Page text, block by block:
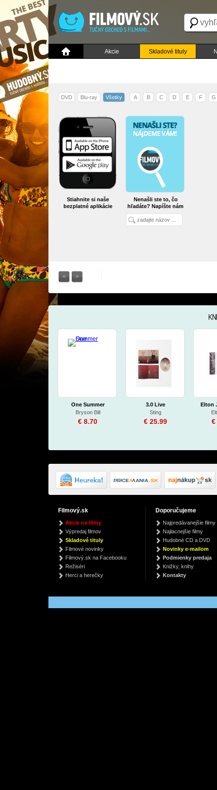
Akcie Skladové tituly
DVD Blu-ray Všetky A B C D E F G
Stiahnite si naše
bezplatné aplikácie
Nenašli ste to, čo
hľadáte? Napíšte nám
< >
One Summer
Bryson Bill
€ 8.70
3.0 Live
Sting
€ 25.99
Elton
€
MA Baker (Vinyl)
Boney M.
€ 22.89
Making Country Music
Cool Agai
Marpo
€ 26.69
Filmový.sk
Akcie na filmy
Výpredaj filmov
Skladové tituly
Filmové novinky
Filmový.sk na Facebooku
Režiséri
Herci a herečky
Doporučujeme
Najpredávanejšie filmy
Najlacnejšie filmy
Hudobné CD a DVD
Novinky e-mailom
Podmienky predaja
Knižky, knihy
Kontakty